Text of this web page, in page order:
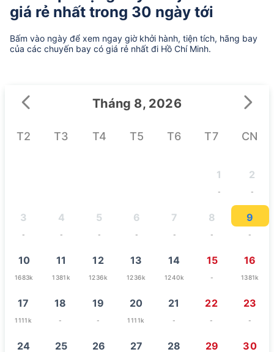
giá rẻ nhất trong 30 ngày tới
Bấm vào ngày để xem ngay giờ khởi hành, tiện tích, hãng bay
của các chuyến bay có giá rẻ nhất đi Hồ Chí Minh.
Tháng 8, 2026
T2 T3 T4 T5 T6 T7 CN
1
-
2
-
3
-
4
-
5
-
6
-
7
-
8
-
9
-
10
1683k
11
1381k
12
1236k
13
1236k
14
1240k
15
-
16
1381k
17
1111k
18
-
19
-
20
1111k
21
-
22
-
23
-
24 25 26 27 28 29 30